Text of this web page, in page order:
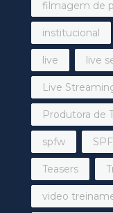
filmagem de
institucional
live live
Live
Produtora de
spfw
Teasers
video